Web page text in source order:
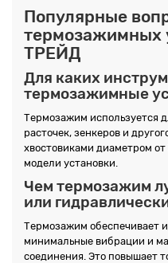
Популярные
термозажимных
ТРЕЙД
Для каких
термозажимные
Термозажим используется
расточек, зенкеров и
хвостовиками диаметром
модели установки.
Чем термозажим
или
Термозажим обеспечивает
минимальные вибрации и
соединения. Это повышает